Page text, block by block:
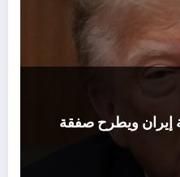
إيران ويطرح صفقة